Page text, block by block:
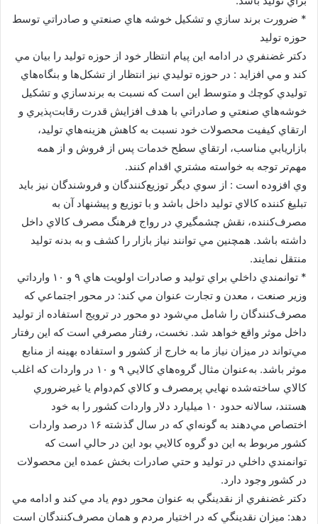
* ضرورت برند سازي و تشكيل خوشه هاي صنعتي و صادراتي توسط
حوزه توليد
دكتر غضنفري در ادامه اين پيام انتظار خود از حوزه توليد را بيان مي
كند و مي افزايد : در حوزه توليدي نيز انتظار از تشكل‌ها و بنگاه‌هاي
توليدي كوچك و متوسط اين است كه نسبت به برندسازي و تشكيل
خوشه‌هاي صنعتي و صادراتي با هدف افزايش قدرت رقابت‌پذيري و
ارتقاي كيفيت محصولات خود نسبت به كاهش هزينه‌هاي توليد،
بازاريابي مناسب، ارتقاي سطح خدمات پس از فروش و از همه
مهم‌تر توجه به خواسته مشتري اقدام كنند.
وي افزوده است : از سوي ديگر توزيع‌كنندگان و فروشندگان نيز بايد
تبليغ كننده كالاي توليد داخل باشد و با توزيع و پيشنهاد آن به
مصرف‌كننده، نقش چشمگيري در رواج فرهنگ مصرف كالاي داخل
داشته باشد. همچنين مي توانند نياز بازار را كشف و به بدنه توليد
منتقل نمايند.
* توانمندي داخلي براي توليد و صادرات اولويت هاي ۹ و ۱۰ وارداتي
وزير صنعت ، معدن و تجارت عنوان مي كند: در محور اجتماعي كه
مصرف‌كنندگان را شامل مي‌شود دو محور در ترويج استفاده از توليد
داخل موثر واقع خواهد شد. نخست، رفتار مصرفي است كه اين رفتار
مي‌تواند در ميزان نياز ما به خارج از كشور و استفاده بهينه از منابع
موثر باشد. به‌عنوان مثال گروه‌هاي كالايي ۹ و ۱۰ در واردات كه اغلب
كالاي ساخته‌شده نهايي پرمصرف و كالاي كم‌دوام يا غيرضروري
هستند، سالانه حدود ۱۰ ميليارد دلار واردات كشور را به خود
اختصاص مي‌دهند به گونه‌اي كه در سال گذشته ۱۶ درصد واردات
كشور مربوط به اين دو گروه كالايي بود اين در حالي است كه
توانمندي داخلي در توليد و حتي صادرات بخش عمده اين محصولات
در كشور وجود دارد.
دكتر غضنفري از نقدينگي به عنوان محور دوم ياد مي كند و ادامه مي
دهد: ميزان نقدينگي كه در اختيار مردم و همان مصرف‌كنندگان است